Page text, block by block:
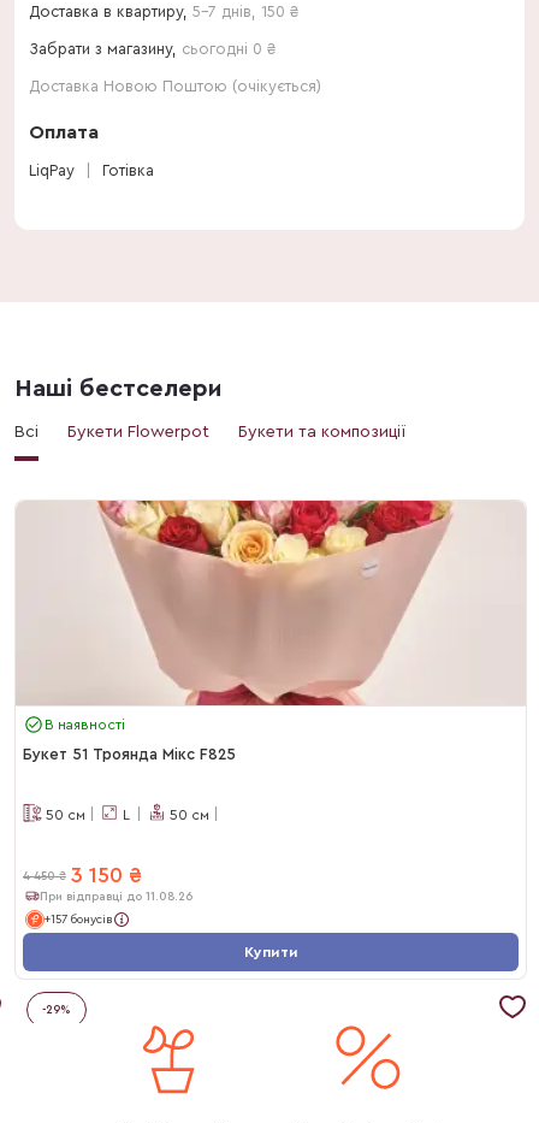
Доставка в квартиру, 5-7 днів 150 ₴
Забрати з магазину, сьогодні 0 ₴
Доставка Новою Поштою (очікується)
Оплата
LiqPay Готівка
Наші бестселери
Всі Букети Flowerpot Букети та композиції
В наявності
Букет 51 Троянда Мікс F825
50 см L 50 см
4 450 ₴ 3 150 ₴
При відправці до 11.08.26
+157 бонусів
Купити
-29%